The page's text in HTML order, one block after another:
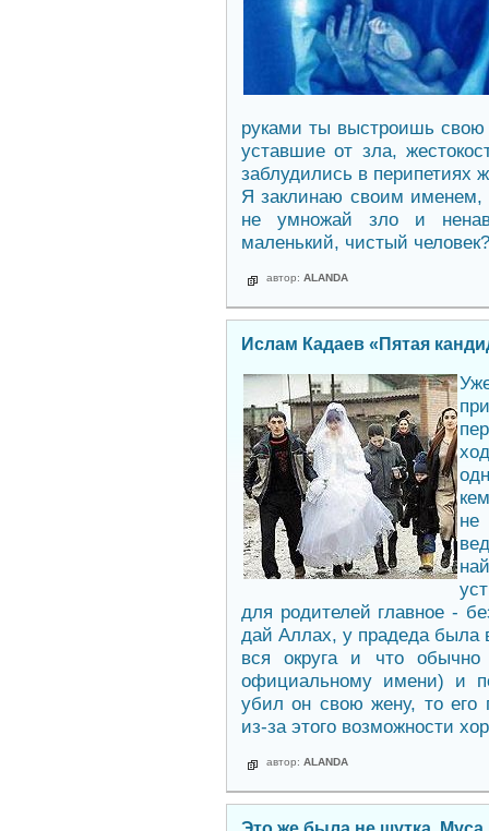
руками ты выстроишь
уставшие от зла,
заблудились в перипетиях
Я заклинаю своим именем,
не умножай зло и
маленький, чистый человек?
автор: ALANDA
Ислам Кадаев «Пятая
не
для родителей главное -
дай Аллах, у прадеда была
вся округа и что обычно
официальному имени) и
убил он свою жену, то его
из-за этого возможности
автор: ALANDA